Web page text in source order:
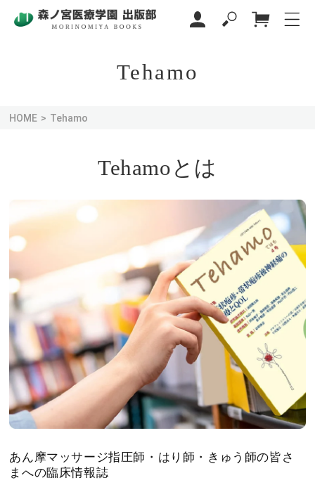
ンツに
進む
グ
イ
ー
Tehamo
HOME Tehamo
Tehamoとは
あん摩マッサージ指圧師・はり師・きゅう師の皆さ
まへの臨床情報誌